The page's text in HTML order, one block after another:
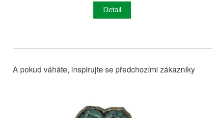
Detail
A pokud váháte, inspirujte se předchozími zákazníky